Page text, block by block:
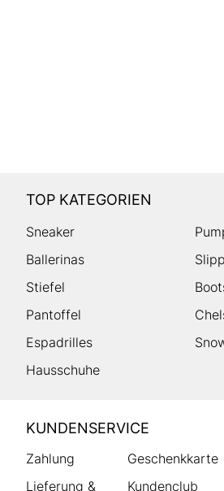
TOP KATEGORIEN
Sneaker
Ballerinas
Stiefel
Pantoffel
Espadrilles
Hausschuhe
HUMANIC
Footer
KUNDENSERVICE
Zahlung
Lieferung &
Geschenkkarte
Kundenclub